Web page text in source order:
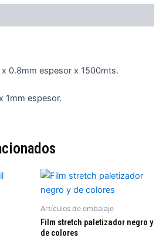
0.8mm espesor x 1500mts.
1mm espesor.
Artículos de embalaje
Film stretch paletizador negro y
de colores